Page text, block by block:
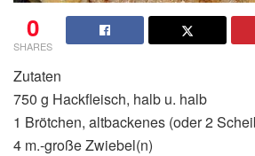
0
SHARES
Zutaten
750 g Hackfleisch, halb u. halb
1 Brötchen, altbackenes (oder 2
4 m.-große Zwiebel(n)